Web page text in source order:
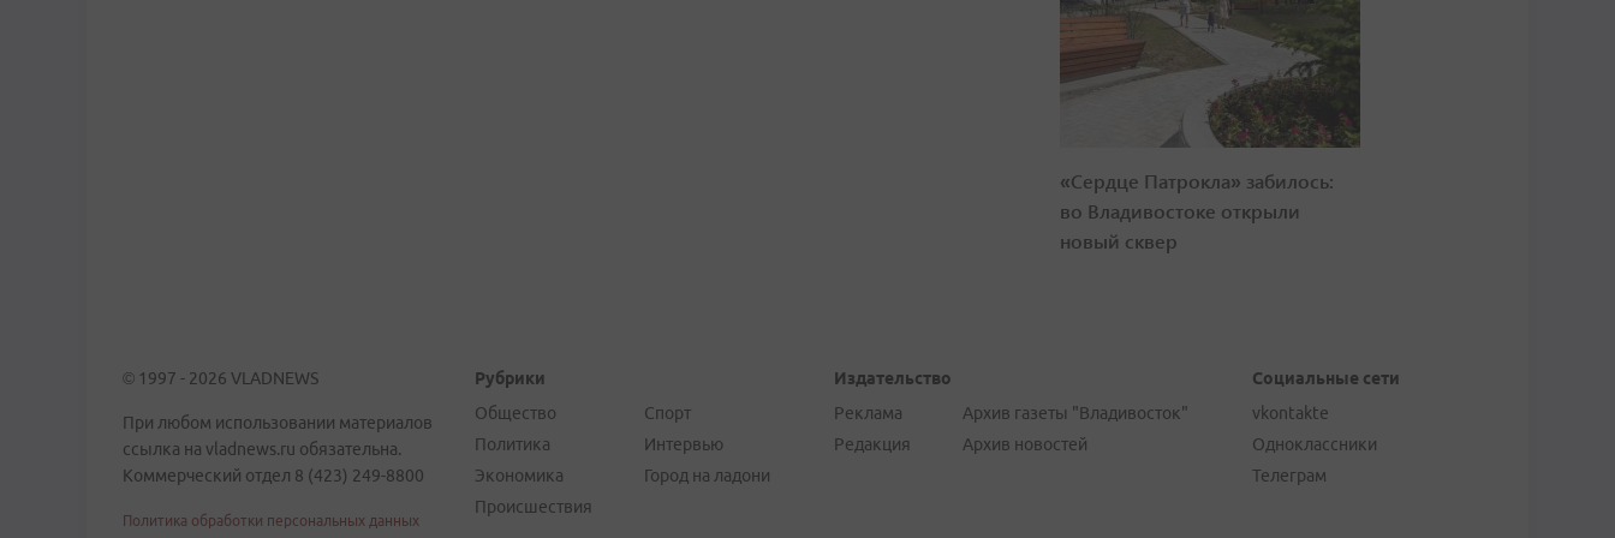
«Сердце Патрокла» забилось:
во Владивостоке открыли
новый сквер
© 1997 - 2026 VLADNEWS
При любом использовании материалов
ссылка на vladnews.ru обязательна.
Коммерческий отдел 8 (423) 249-8800
Политика обработки персональных данных
Рубрики
Общество
Политика
Экономика
Происшествия
Спорт
Интервью
Город на ладони
Издательство
Реклама
Редакция
Архив газеты "Владивосток"
Архив новостей
Социальные сети
vkontakte
Одноклассники
Телеграм